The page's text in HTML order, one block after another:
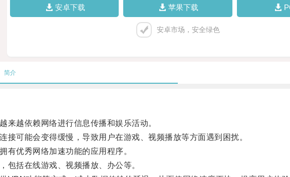
安卓下载 苹果下载
安卓市场，安全绿色
简介
越依赖网络进行信息传播和娱乐活动。
可能会变得缓慢，导致用户在游戏、视频播放等方面遇到困扰。
优秀网络加速功能的应用程序。
括在线游戏、视频播放、办公等。